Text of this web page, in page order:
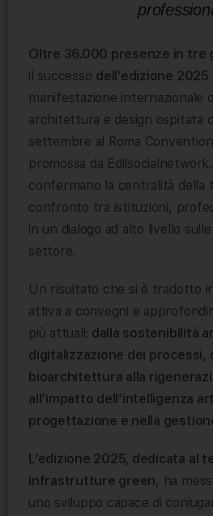
Oltre 36.000 presenze in tre
il successo dell’edizione 2025
manifestazione internazionale
architettura e design ospitata
settembre al Roma
promossa da
confermano la centralità della
confronto tra istituzioni,
in un dialogo ad alto livello
settore.
Un risultato che si è tradotto
attiva a convegni e
più attuali: dalla sostenibilità
digitalizzazione dei processi,
bioarchitettura alla
all’impatto dell’intelligenza
progettazione e nella
L’edizione 2025, dedicata al
infrastrutture green, ha
uno sviluppo capace di